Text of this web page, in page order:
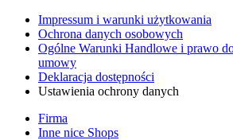
Impressum i warunki użytkowania
Ochrona danych osobowych
Ogólne Warunki Handlowe i prawo
umowy
Deklaracja dostępności
Ustawienia ochrony danych
Firma
Inne nice Shops